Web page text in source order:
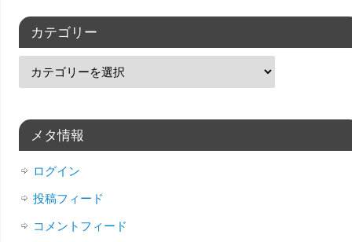
カテゴリー
メタ情報
ログイン
投稿フィード
コメントフィード